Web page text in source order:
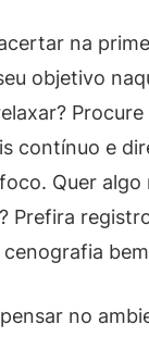
na
objetivo
contínuo e
Quer algo
Prefira
cenografia
no